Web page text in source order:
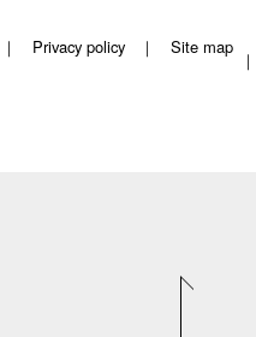
Privacy policy Site map